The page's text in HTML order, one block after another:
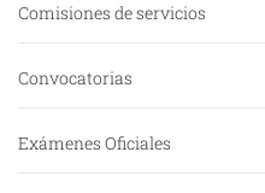
Comisiones de servicios
Convocatorias
Exámenes Oficiales